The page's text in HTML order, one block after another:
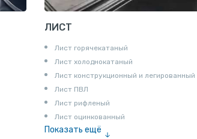
ЛИСТ
Лист горячекатаный
Лист холоднокатаный
Лист конструкционный и легированный
Лист ПВЛ
Лист рифленый
Лист оцинкованный
Показать ещё